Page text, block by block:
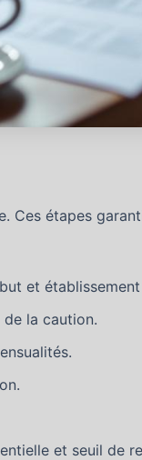
Ces étapes
et
la caution.
et seuil de